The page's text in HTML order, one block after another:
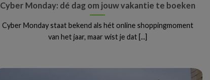
Cyber Monday: dé dag om jouw vakantie te boeken
Cyber Monday staat bekend als hét online shoppingmoment
van het jaar, maar wist je dat [...]